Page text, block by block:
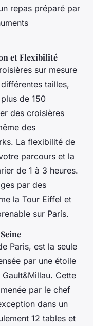
repas préparé par
et Flexibilité
sur mesure
tailles,
de 150
des croisières
des
La flexibilité de
parcours et la
de 1 à 3 heures.
par des
la Tour Eiffel et
sur Paris.
Paris, est la seule
par une étoile
Cette
par le chef
dans un
12 tables et